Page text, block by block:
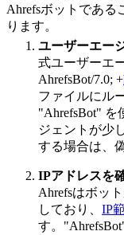
Ahrefsボットである
ります。
ユーザーエー
式ユーザーエ
AhrefsBot/7.0; +
ファイルにル
"AhrefsBot" を
ジェントが少
する場合は、
IPアドレスを
Ahrefsはボッ
しており、 IP
す。